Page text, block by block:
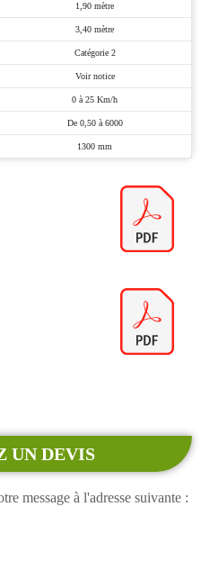
1,90 mètre
3,40 mètre
Catégorie 2
Voir notice
0 à 25 Km/h
De 0,50 à 6000
1300 mm
UN DEVIS
message à l'adresse suivante :